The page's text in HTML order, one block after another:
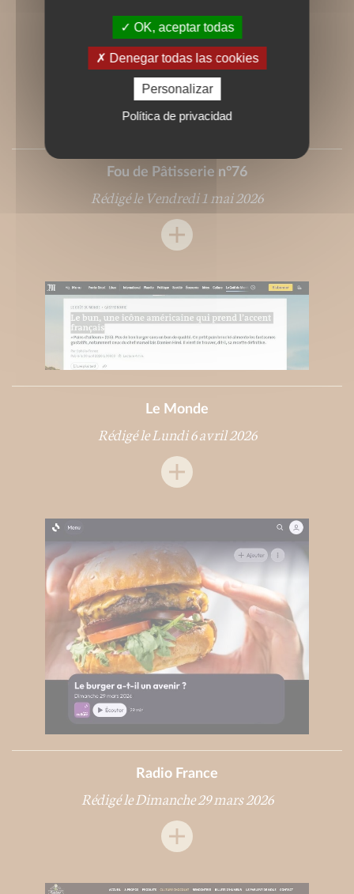
Fou de Pâtisserie n°76
Rédigé le Vendredi 1 mai 2026
Le Monde
Rédigé le Lundi 6 avril 2026
Radio France
Rédigé le Dimanche 29 mars 2026
OK, aceptar todas
Denegar todas las cookies
Personalizar
Política de privacidad